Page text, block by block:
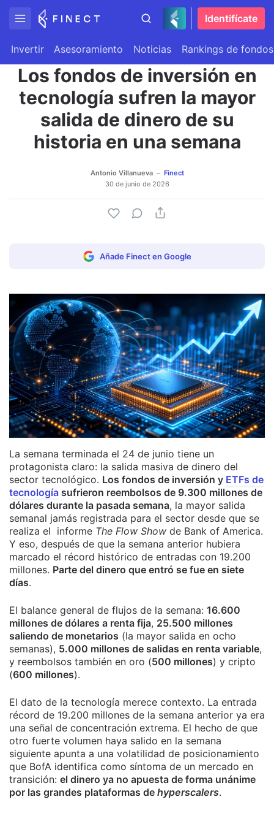
Identifícate
Invertir Asesoramiento Noticias Rankings de fondos
Los fondos de inversión en
tecnología sufren la mayor
salida de dinero de su
historia en una semana
Antonio Villanueva
Finect
30 de junio de 2026
Añade Finect en Google
La semana terminada el 24 de junio tiene un
protagonista claro: la salida masiva de dinero del
sector tecnológico. Los fondos de inversión y ETFs de
tecnología sufrieron reembolsos de 9.300 millones de
dólares durante la pasada semana, la mayor salida
semanal jamás registrada para el sector desde que se
realiza el informe The Flow Show de Bank of America.
Y eso, después de que la semana anterior hubiera
marcado el récord histórico de entradas con 19.200
millones. Parte del dinero que entró se fue en siete
días.
El balance general de flujos de la semana: 16.600
millones de dólares a renta fija, 25.500 millones
saliendo de monetarios (la mayor salida en ocho
semanas), 5.000 millones de salidas en renta variable,
y reembolsos también en oro (500 millones) y cripto
(600 millones).
El dato de la tecnología merece contexto. La entrada
récord de 19.200 millones de la semana anterior ya era
una señal de concentración extrema. El hecho de que
otro fuerte volumen haya salido en la semana
siguiente apunta a una volatilidad de posicionamiento
que BofA identifica como síntoma de un mercado en
transición: el dinero ya no apuesta de forma unánime
por las grandes plataformas de hyperscalers.